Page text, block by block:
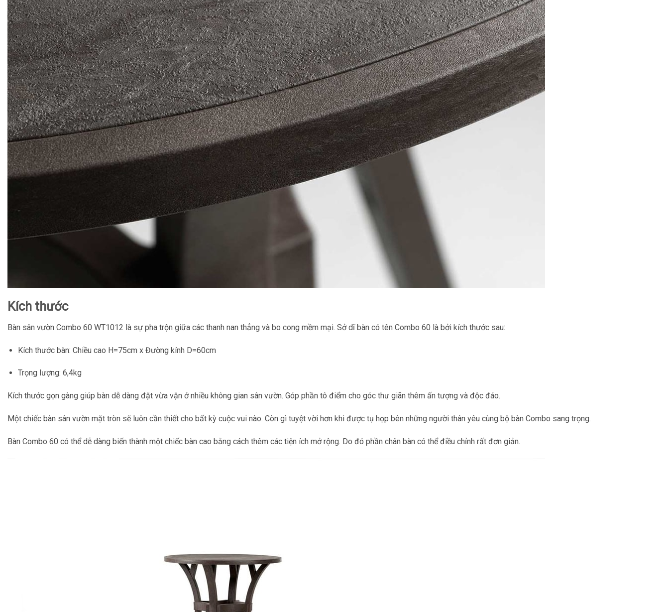
Kích thước
Bàn sân vườn Combo 60 WT1012 là sự pha trộn giữa các thanh nan thẳng và bo cong mềm mại. Sở dĩ bàn có tên Combo 60 là bởi kích thước sau:
Kích thước bàn: Chiều cao H=75cm x Đường kính D=60cm
Trọng lượng: 6,4kg
Kích thước gọn gàng giúp bàn dễ dàng đặt vừa vặn ở nhiều không gian sân vườn. Góp phần tô điểm cho góc thư giãn thêm ấn tượng và độc đáo.
Một chiếc bàn sân vườn mặt tròn sẽ luôn cần thiết cho bất kỳ cuộc vui nào. Còn gì tuyệt vời hơn khi được tụ họp bên những người thân yêu cùng bộ bàn Combo sang trọng.
Bàn Combo 60 có thể dễ dàng biến thành một chiếc bàn cao bằng cách thêm các tiện ích mở rộng. Do đó phần chân bàn có thể điều chỉnh rất đơn giản.